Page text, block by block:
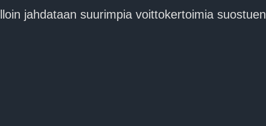
jahdataan suurimpia voittokertoimia suostuen